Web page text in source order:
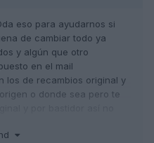
eso para ayudarnos si
de cambiar todo ya
y algún que otro
en el mail
los de recambios original y
o donde sea pero te
que en verano es una